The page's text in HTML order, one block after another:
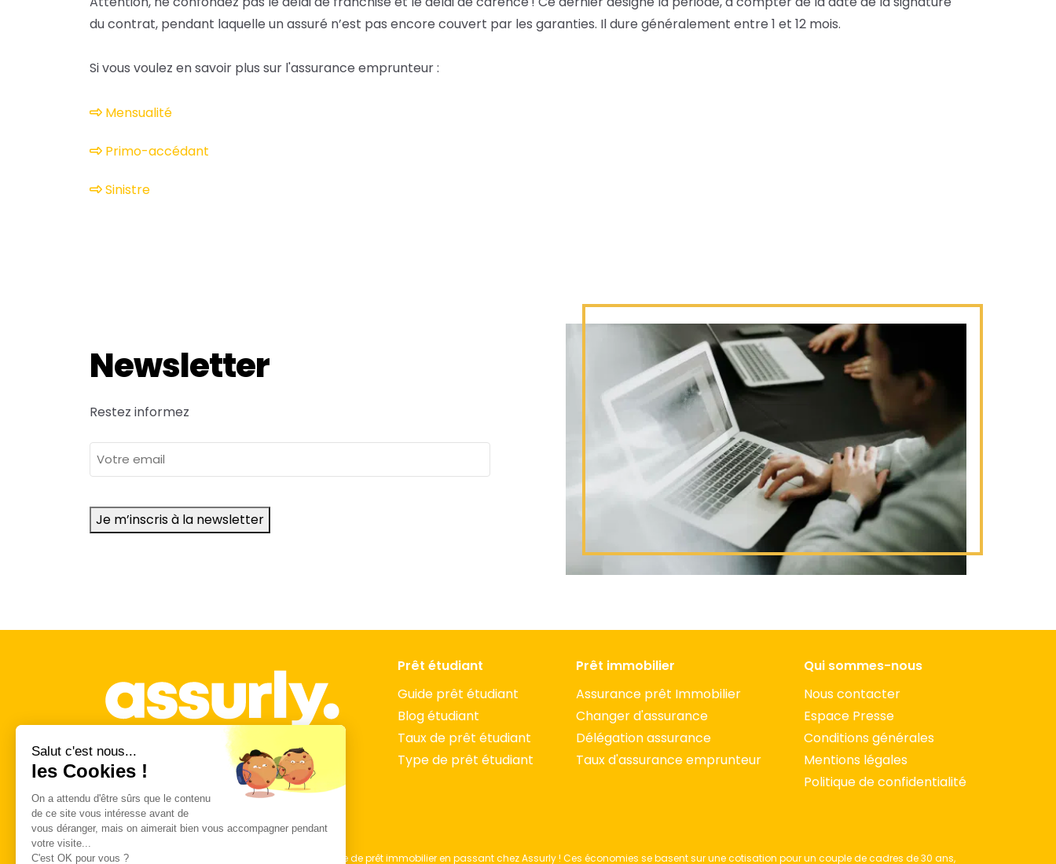
du contrat, pendant laquelle un assuré n’est pas encore couvert par les garanties. Il dure généralement entre 1 et 12 mois.
Si vous voulez en savoir plus sur l'assurance emprunteur :
Mensualité
Primo-accédant
Sinistre
Newsletter
Restez informez
adresse
e-
Je m’inscris à la newsletter
Prêt étudiant
Guide prêt étudiant
Blog étudiant
Taux de prêt étudiant
Type de prêt étudiant
Prêt immobilier
Assurance prêt Immobilier
Changer d'assurance
Délégation assurance
Taux d'assurance emprunteur
Qui sommes-nous
Nous contacter
Espace Presse
Conditions générales
Mentions légales
Politique de confidentialité
*Economisez jusqu’à 48 000 € sur votre assurance de prêt immobilier en passant chez Assurly ! Ces économies se basent sur une cotisation pour un couple de cadres de 30 ans,
Salut c'est nous...
les Cookies !
On a attendu d'être sûrs que le contenu
de ce site vous intéresse avant de
vous déranger, mais on aimerait bien vous accompagner pendant
votre visite...
C'est OK pour vous ?